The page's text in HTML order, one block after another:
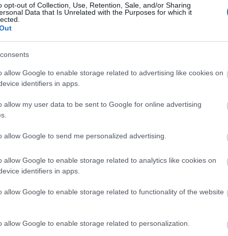
opt-out of Collection, Use, Retention, Sale, and/or Sharing
Data that Is Unrelated with the Purposes for which it
allow Google to enable storage related to advertising like cookies on
identifiers in apps.
allow my user data to be sent to Google for online advertising
allow Google to send me personalized advertising.
allow Google to enable storage related to analytics like cookies on
identifiers in apps.
allow Google to enable storage related to functionality of the website
allow Google to enable storage related to personalization.
και διαφορετικών γενεών.
ρωσικής επίλεκτης μονάδας που
δεκάδες από αυτούςσυμμετείχαν